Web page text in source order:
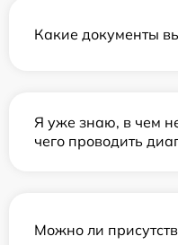
Какие документы
Я уже знаю, в чем
чего проводить
Можно ли